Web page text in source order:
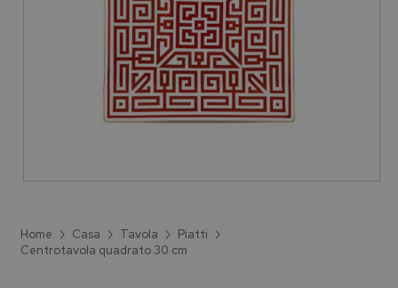
Home Casa Tavola
Piatti
Centrotavola quadrato 30 cm